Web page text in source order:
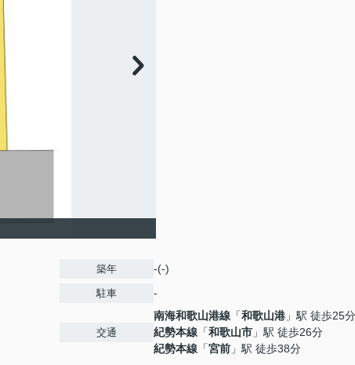
築年 -(-)
駐車 -
交通
南海和歌山港線 「和歌山港 」駅 徒歩25分
紀勢本線 「和歌山市 」駅 徒歩26分
紀勢本線 「宮前 」駅 徒歩38分